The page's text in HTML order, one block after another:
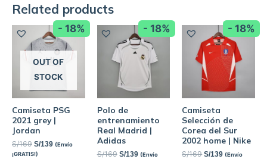
Related products
- 18%
OUT OF
STOCK
Camiseta PSG
2021 grey |
Jordan
S/169 S/139 (Envío
¡GRATIS!)
- 18%
Polo de
entrenamiento
Real Madrid |
Adidas
S/169 S/139 (Envío
- 18%
Camiseta
Selección de
Corea del Sur
2002 home | Nike
S/169 S/139 (Envío